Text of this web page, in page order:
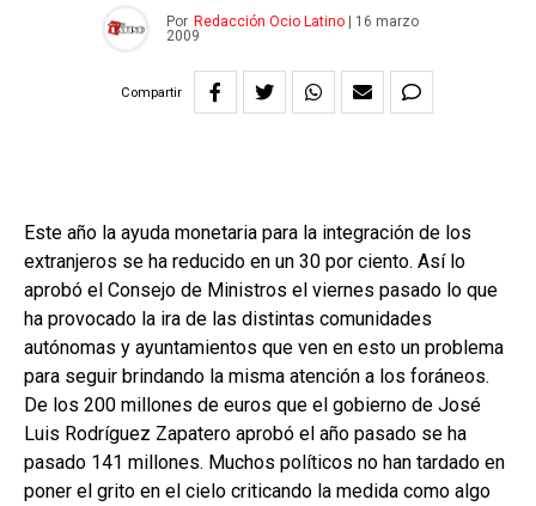
Por Redacción Ocio Latino
16 marzo
2009
Compartir
Este año la ayuda monetaria para la integración de los
extranjeros se ha reducido en un 30 por ciento. Así lo
aprobó el Consejo de Ministros el viernes pasado lo que
ha provocado la ira de las distintas comunidades
autónomas y ayuntamientos que ven en esto un problema
para seguir brindando la misma atención a los foráneos.
De los 200 millones de euros que el gobierno de José
Luis Rodríguez Zapatero aprobó el año pasado se ha
pasado 141 millones. Muchos políticos no han tardado en
poner el grito en el cielo criticando la medida como algo